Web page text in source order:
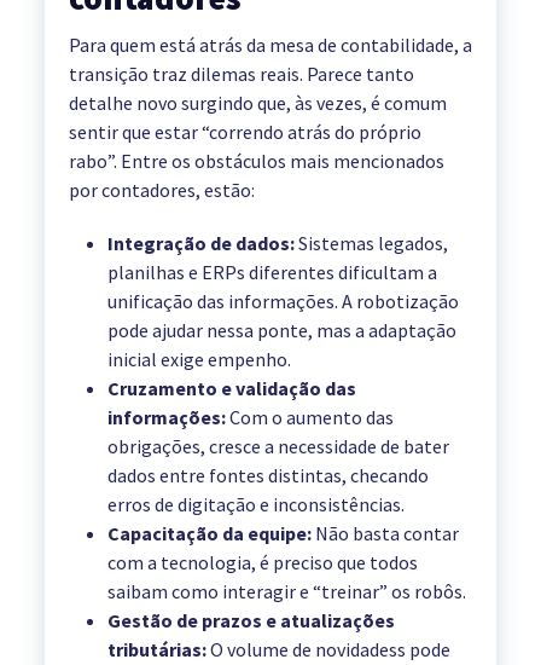
Para quem está atrás da mesa de contabilidade, a
transição traz dilemas reais. Parece tanto
detalhe novo surgindo que, às vezes, é comum
sentir que estar “correndo atrás do próprio
rabo”. Entre os obstáculos mais mencionados
por contadores, estão:
Integração de dados:Sistemas legados,
planilhas e ERPs diferentes dificultam a
unificação das informações. A robotização
pode ajudar nessa ponte, mas a adaptação
inicial exige empenho.
Cruzamento e validação das
informações:Com o aumento das
obrigações, cresce a necessidade de bater
dados entre fontes distintas, checando
erros de digitação e inconsistências.
Capacitação da equipe:Não basta contar
com a tecnologia, é preciso que todos
saibam como interagir e “treinar” os robôs.
Gestão de prazos e atualizações
tributárias:O volume de novidadess pode